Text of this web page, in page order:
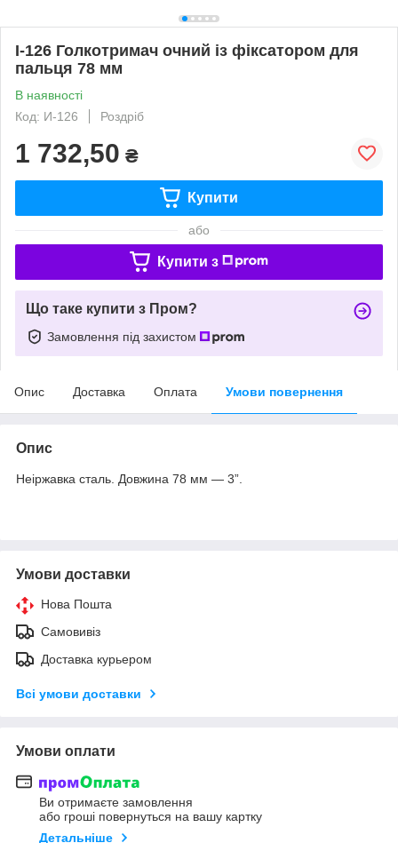
І-126 Голкотримач очний із фіксатором для
пальця 78 мм
В наявності
Код: И-126
Роздріб
1 732,50 ₴
Купити
або
Купити з
Що таке купити з Пром?
Замовлення під захистом
Опис Доставка Оплата Умови повернення
Опис
Неіржавка сталь. Довжина 78 мм — 3”.
Умови доставки
Нова Пошта
Самовивіз
Доставка курьером
Всі умови доставки
Умови оплати
Ви отримаєте замовлення
або гроші повернуться на вашу картку
Детальніше